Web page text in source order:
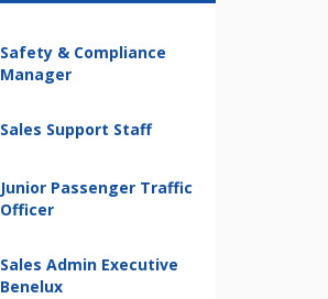
Safety & Compliance
Manager
Sales Support Staff
Junior Passenger Traffic
Officer
Sales Admin Executive
Benelux